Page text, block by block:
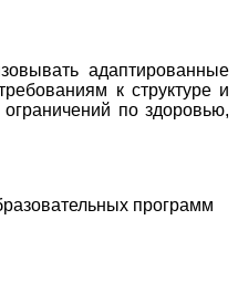
адаптированные
к структуре и
по здоровью,
программ